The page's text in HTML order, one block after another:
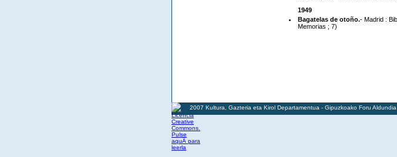
1949
Bagatelas de otoño.- Madrid :
Memorias ; 7)
2007 Kultura, Gazteria eta Kirol Departamentua - Gipuzkoako Foru Aldundia